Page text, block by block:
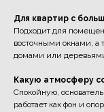
Для квартир с
Подходит для
восточными окнами, а
домами или
Какую атмосферу
Спокойную,
работает как фон и